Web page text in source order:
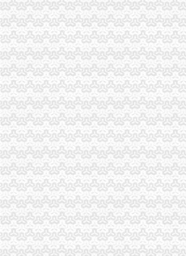
永川局渝中区工商代办创新企业个体
渝中区分公司
渝中区装修网_渝中区装修网站哪个好
重庆视觉装饰有限公司渝中区分公司
重庆公司注册
国企落马高管宋林被曝曾与重庆地产
1025_重庆商标注册申请/信一企业_
渝中区公司注销
广州学护理学（北校区）CFO求职图
媒体称知名女艺人身陷重庆希尔顿涉
渝中区开公司
渝中区江景幼儿园3层栋自带天井采光
国家旅游局点名督查重庆渝中区3月1
渝中区办执照
中国长城资产管理股份有限公司